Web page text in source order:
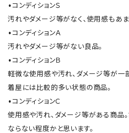
•コンディションＳ
汚れやダメージ等がなく、使用感もあ
•コンディションＡ
汚れやダメージ等がない良品。
•コンディションＢ
軽微な使用感や汚れ、ダメージ等が一
着屋には比較的多い状態の商品。
•コンディションＣ
使用感や汚れ、ダメージ等がある商品
ならない程度かと思います。